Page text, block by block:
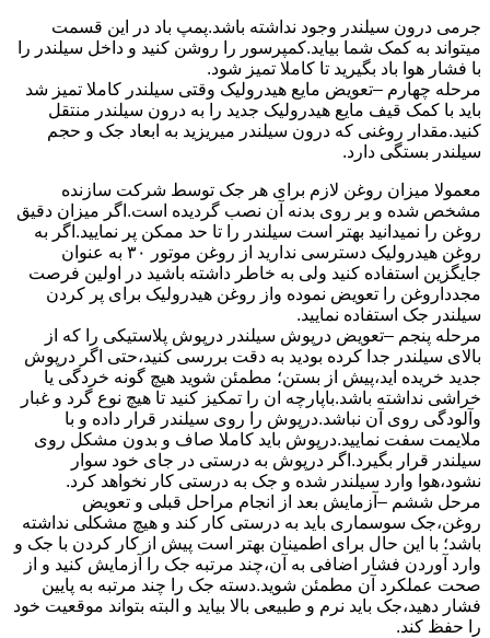
جرمی درون سیلندر وجود نداشته باشد.پمپ باد در این قسمت
میتواند به کمک شما بیاید.کمپرسور را روشن کنید و داخل سیلندر را
با فشار هوا باد بگیرید تا کاملا تمیز شود.
مرحله چهارم –تعویض مایع هیدرولیک وقتی سیلندر کاملا تمیز شد
باید با کمک قیف مایع هیدرولیک جدید را به درون سیلندر منتقل
کنید.مقدار روغنی که درون سیلندر میریزید به ابعاد جک و حجم
سیلندر بستگی دارد.
معمولا میزان روغن لازم برای هر جک توسط شرکت سازنده
مشخص شده و بر روی بدنه آن نصب گردیده است.اگر میزان دقیق
روغن را نمیدانید بهتر است سیلندر را تا حد ممکن پر نمایید.اگر به
روغن هیدرولیک دسترسی ندارید از روغن موتور ۳۰ به عنوان
جایگزین استفاده کنید ولی به خاطر داشته باشید در اولین فرصت
مجدداروغن را تعویض نموده واز روغن هیدرولیک برای پر کردن
سیلندر جک استفاده نمایید.
مرحله پنجم –تعویض درپوش سیلندر درپوش پلاستیکی را که از
بالای سیلندر جدا کرده بودید به دقت بررسی کنید،حتی اگر درپوش
جدید خریده اید،پیش از بستن؛ مطمئن شوید هیچ گونه خردگی یا
خراشی نداشته باشد.باپارچه ان را تمکیز کنید تا هیچ نوع گرد و غبار
وآلودگی روی آن نباشد.درپوش را روی سیلندر قرار داده و با
ملایمت سفت نمایید.درپوش باید کاملا صاف و بدون مشکل روی
سیلندر قرار بگیرد.اگر درپوش به درستی در جای خود سوار
نشود،هوا وارد سیلندر شده و جک به درستی کار نخواهد کرد.
مرحل ششم –آزمایش بعد از انجام مراحل قبلی و تعویض
روغن،جک سوسماری باید به درستی کار کند و هیچ مشکلی نداشته
باشد؛ با این حال برای اطمینان بهتر است پیش از کار کردن با جک و
وارد آوردن فشار اضافی به آن،چند مرتبه جک را آزمایش کنید و از
صحت عملکرد آن مطمئن شوید.دسته جک را چند مرتبه به پایین
فشار دهید،جک باید نرم و طبیعی بالا بیاید و البته بتواند موقعیت خود
را حفظ کند.